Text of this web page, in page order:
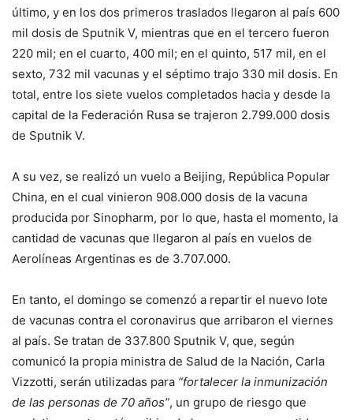
último, y en los dos primeros traslados llegaron al país 600
mil dosis de Sputnik V, mientras que en el tercero fueron
220 mil; en el cuarto, 400 mil; en el quinto, 517 mil, en el
sexto, 732 mil vacunas y el séptimo trajo 330 mil dosis. En
total, entre los siete vuelos completados hacia y desde la
capital de la Federación Rusa se trajeron 2.799.000 dosis
de Sputnik V.
A su vez, se realizó un vuelo a Beijing, República Popular
China, en el cual vinieron 908.000 dosis de la vacuna
producida por Sinopharm, por lo que, hasta el momento, la
cantidad de vacunas que llegaron al país en vuelos de
Aerolíneas Argentinas es de 3.707.000.
En tanto, el domingo se comenzó a repartir el nuevo lote
de vacunas contra el coronavirus que arribaron el viernes
al país. Se tratan de 337.800 Sputnik V, que, según
comunicó la propia ministra de Salud de la Nación, Carla
Vizzotti, serán utilizadas para “fortalecer la inmunización
de las personas de 70 años”, un grupo de riesgo que